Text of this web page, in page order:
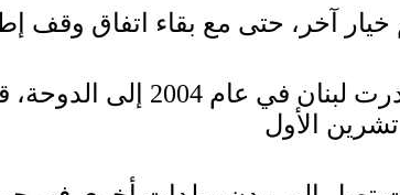
وشعرت زينة قيص (48